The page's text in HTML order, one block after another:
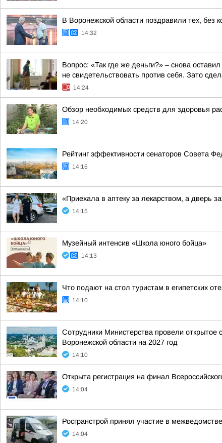
В Воронежской области поздравили тех, без
14:32
Вопрос: «Так где же деньги?» – снова
не свидетельствовать против себя. Зато
14:24
Обзор необходимых средств для здоровья
14:20
Рейтинг эффективности сенаторов Совета
14:16
«Приехала в аптеку за лекарством, а дверь
14:15
Музейный интенсив «Школа юного бойца»
14:13
Что подают на стол туристам в египетских
14:10
Сотрудники Министерства провели открытое
Воронежской области на 2027 год
14:10
Открыта регистрация на финал
14:04
Росгранстрой принял участие в
14:04